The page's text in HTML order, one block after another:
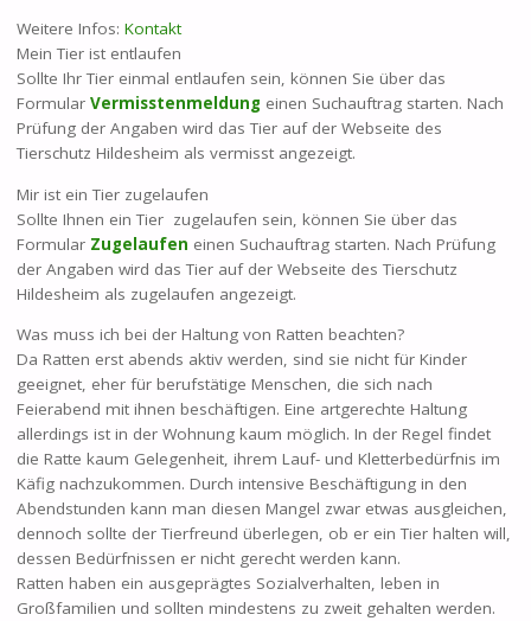
Weitere Infos: Kontakt
Mein Tier ist entlaufen
Sollte Ihr Tier einmal entlaufen sein, können Sie über das
Formular Vermisstenmeldung einen Suchauftrag starten. Nach
Prüfung der Angaben wird das Tier auf der Webseite des
Tierschutz Hildesheim als vermisst angezeigt.
Mir ist ein Tier zugelaufen
Sollte Ihnen ein Tier zugelaufen sein, können Sie über das
Formular Zugelaufen einen Suchauftrag starten. Nach Prüfung
der Angaben wird das Tier auf der Webseite des Tierschutz
Hildesheim als zugelaufen angezeigt.
Was muss ich bei der Haltung von Ratten beachten?
Da Ratten erst abends aktiv werden, sind sie nicht für Kinder
geeignet, eher für berufstätige Menschen, die sich nach
Feierabend mit ihnen beschäftigen. Eine artgerechte Haltung
allerdings ist in der Wohnung kaum möglich. In der Regel findet
die Ratte kaum Gelegenheit, ihrem Lauf- und Kletterbedürfnis im
Käfig nachzukommen. Durch intensive Beschäftigung in den
Abendstunden kann man diesen Mangel zwar etwas ausgleichen,
dennoch sollte der Tierfreund überlegen, ob er ein Tier halten will,
dessen Bedürfnissen er nicht gerecht werden kann.
Ratten haben ein ausgeprägtes Sozialverhalten, leben in
Großfamilien und sollten mindestens zu zweit gehalten werden.